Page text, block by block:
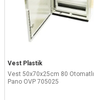
Vest Plastik
Vest 50x70x25cm 80 Otomatlı
Pano OVP 705025